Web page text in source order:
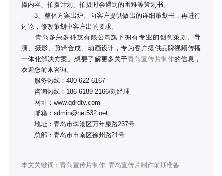
摄内容、拍摄计划、拍摄时会遇到的困难等策划书。
3、整体方案出炉。向客户提供做出的详细策划书，再进行
讨论，修改策划中客户出的要求。
青岛多荣多科技有限公司旗下拥有专业的创意策划、导
演、摄影、剪辑合成、动画设计，专为客户提供品牌视频传播
一体化解决方案。想要了解更多关于青岛宣传片制作的信息，
欢迎您前来咨询。
服务热线：400-622-6167
咨询热线：186 6189 2166/刘经理
网址：www.qdrdtv.com
邮箱：admin@net532.net
地址：青岛市李沧区万年泉路237号
总部：青岛市市南区徐州路21号
本文关键词： 青岛宣传片制作 青岛宣传片制作前期准备